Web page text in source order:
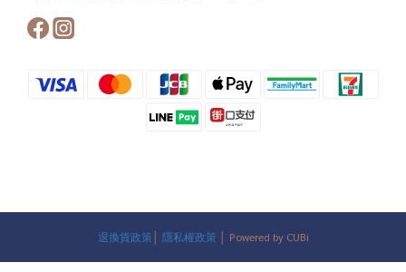
退換貨政策 隱私權政策 │ Powered by CUBi